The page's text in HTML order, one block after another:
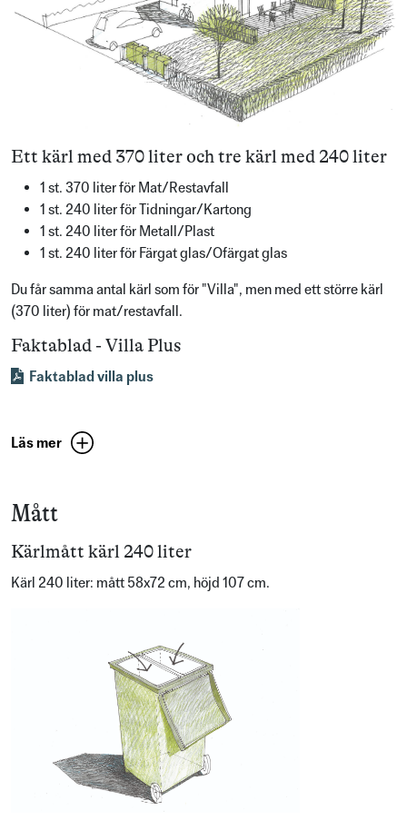
Ett kärl med 370 liter och tre kärl med 240 liter
1 st. 370 liter för Mat/Restavfall
1 st. 240 liter för Tidningar/Kartong
1 st. 240 liter för Metall/Plast
1 st. 240 liter för Färgat glas/Ofärgat glas
Du får samma antal kärl som för "Villa", men med ett större kärl
(370 liter) för mat/restavfall.
Faktablad - Villa Plus
Faktablad villa plus
Läs mer
Mått
Kärlmått kärl 240 liter
Kärl 240 liter: mått 58x72 cm, höjd 107 cm.